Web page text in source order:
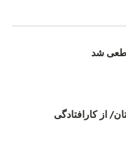
شد
از کارافتادگی